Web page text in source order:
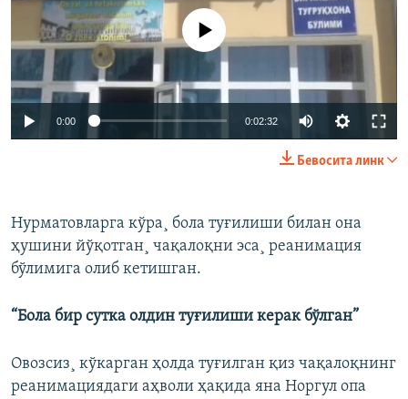
Айни дамда медиа-манба мавжуд эмас
0:00 0:02:32
Бевосита линк
Нурматовларга кўра¸ бола туғилиши билан она
ҳушини йўқотган¸ чақалоқни эса¸ реанимация
бўлимига олиб кетишган.
“Бола бир сутка олдин туғилиши керак бўлган”
Овозсиз¸ кўкарган ҳолда туғилган қиз чақалоқнинг
реанимациядаги аҳволи ҳақида яна Норгул опа